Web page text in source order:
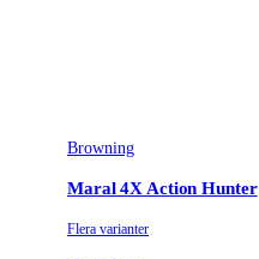
Browning
Maral 4X Action Hunter
Flera varianter